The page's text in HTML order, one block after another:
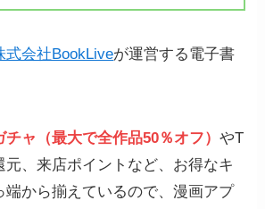
式会社BookLiveが運営する電子書
チャ（最大で全作品50％オフ）やT
元、来店ポイントなど、お得なキ
端から揃えているので、漫画アプ